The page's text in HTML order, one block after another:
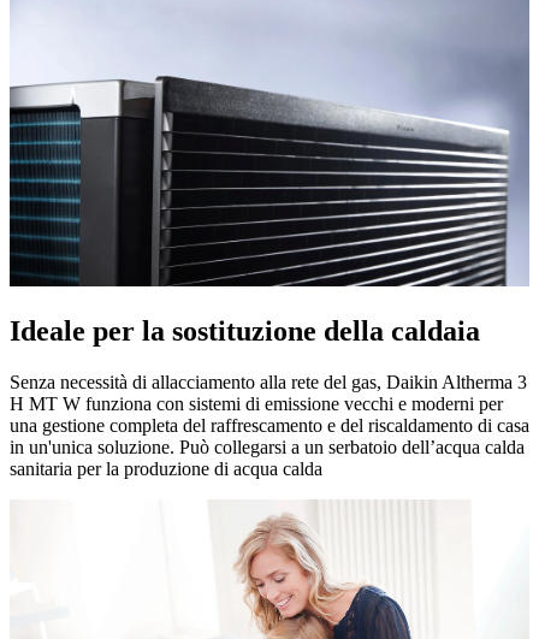
Ideale per la sostituzione della caldaia
Senza necessità di allacciamento alla rete del gas, Daikin Altherma 3
H MT W funziona con sistemi di emissione vecchi e moderni per
una gestione completa del raffrescamento e del riscaldamento di casa
in un'unica soluzione. Può collegarsi a un serbatoio dell’acqua calda
sanitaria per la produzione di acqua calda